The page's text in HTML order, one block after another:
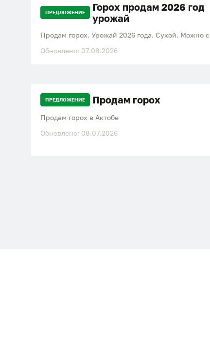
ПРЕДЛОЖЕНИЕ
Горох продам 2026 год
урожай
Продам горох. Урожай 2026 года. Сухой. Можно
Обновлено: 07.08.2026
ПРЕДЛОЖЕНИЕ Продам горох
Продам горох в Актобе
Обновлено: 08.07.2026